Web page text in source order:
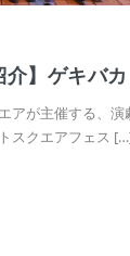
介】ゲキバカ
アが主催する、演
スクエアフェス